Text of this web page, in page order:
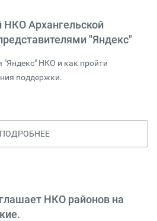
НКО Архангельской
"Яндекс"
"Яндекс" НКО и как пройти
поддержки.
ПОДРОБНЕЕ
НКО районов на